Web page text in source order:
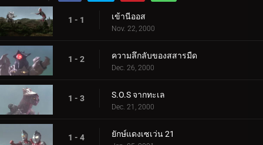
1 - 1 เข้านีออส
Nov. 22, 2000
1 - 2 ความลึกลับของสสารมืด
Dec. 26, 2000
1 - 3 S.O.S จากทะเล
Dec. 21, 2000
1 - 4 ยักษ์แดงเซเว่น 21